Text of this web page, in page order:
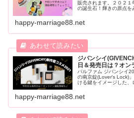
販売されます。２０２１
の誕生石！輝きの原点を
年アディクション夏コ
報もご紹介します。
happy-marriage88.net
ジバンシイ
日＆発売日は？オン
パルファム ジバンシイ
の南京錠(Lover's Lock)
ける鍵をイメージした、
通販情報を紹介します。
happy-marriage88.net